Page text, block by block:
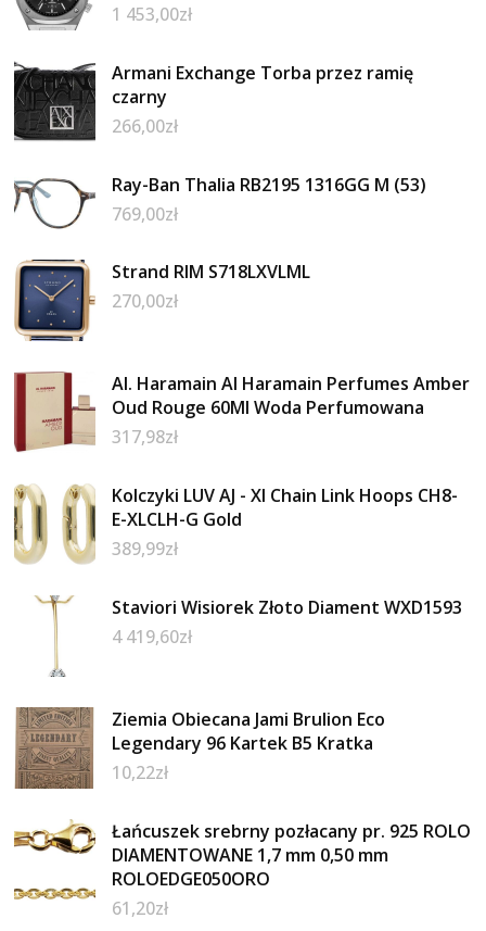
1 453,00zł
Armani Exchange Torba przez ramię
czarny
266,00zł
Ray-Ban Thalia RB2195 1316GG M (53)
769,00zł
Strand RIM S718LXVLML
270,00zł
Al. Haramain Al Haramain Perfumes Amber
Oud Rouge 60Ml Woda Perfumowana
317,98zł
Kolczyki LUV AJ - Xl Chain Link Hoops CH8-
E-XLCLH-G Gold
389,99zł
Staviori Wisiorek Złoto Diament WXD1593
4 419,60zł
Ziemia Obiecana Jami Brulion Eco
Legendary 96 Kartek B5 Kratka
10,22zł
Łańcuszek srebrny pozłacany pr. 925 ROLO
DIAMENTOWANE 1,7 mm 0,50 mm
ROLOEDGE050ORO
61,20zł